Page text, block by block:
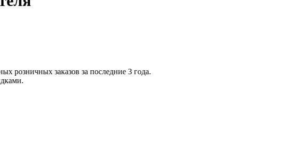
розничных заказов за последние 3 года.